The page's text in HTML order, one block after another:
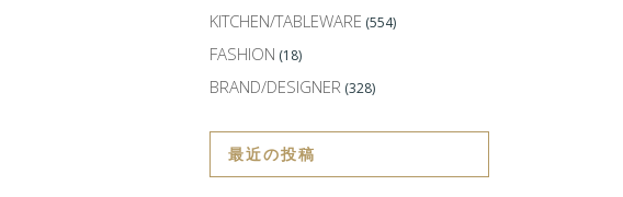
KITCHEN/TABLEWARE (554)
FASHION (18)
BRAND/DESIGNER (328)
最近の投稿